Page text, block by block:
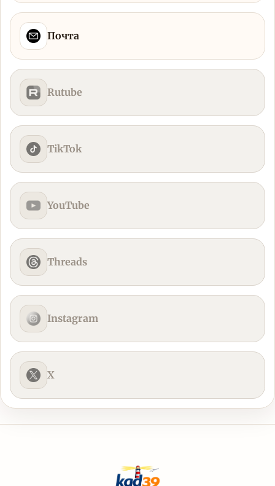
Почта
Rutube
TikTok
YouTube
Threads
Instagram
X